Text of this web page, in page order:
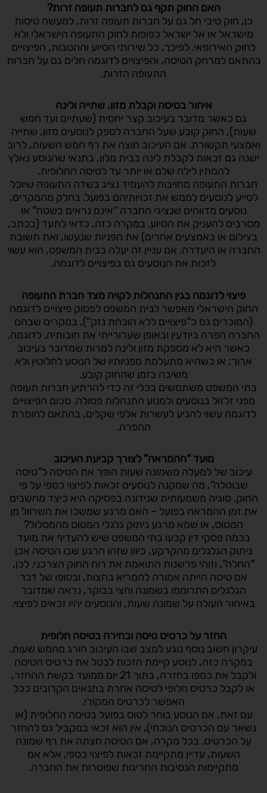
האם החוק תקף גם לחברות תעופה זרות?
כן, חוק טיבי חל גם על חברות תעופה זרות, למעשה טיסות
מישראל או אל ישראל כפופות לחוק התעופה הישראלי ולא
לחוק האירופאי. לפיכך, כל שירותי הסיוע וההטבות, הפיצויים
בהתאם למרחק הטיסה, והפיצויים לדוגמה חלים גם על חברות
התעופה הזרות.
איחור בטיסה וקבלת מזון, שתייה ולינה
גם כאשר מדובר בעיכוב קצר יחסית (שעתיים ועד חמש
שעות), החוק קובע שעל החברה לספק לנוסעים מזון, שתייה
ואמצעי תקשורת. אם העיכוב חוצה את רף חמש השעות, לרוב
ישנה גם זכאות לקבלת לינה בבית מלון, בתנאי שהנוסע נאלץ
להמתין לילה שלם או יותר עד לטיסה החלופית.
חברות התעופה מחויבות להעמיד נציג בשדה התעופה שיוכל
לסייע לנוסעים לממש את זכויותיהם בפועל. בחלק מהמקרים,
נוסעים מדווחים שנציגי החברה “אינם נראים בשטח” או
מסרבים להעניק את הסיוע. במקרה כזה, כדאי לתעד (בכתב,
בצילום או באמצעים אחרים) את הפניות שנעשו, ואת תשובת
החברה או היעדרה. אם עניין זה יעלה בבית המשפט, הוא עשוי
לזכות את הנוסעים גם בפיצויים לדוגמה.
פיצוי לדוגמה בגין התנהלות לקויה מצד חברת התעופה
החוק הישראלי מאפשר לבית המשפט לפסוק פיצויים לדוגמה
(המוכרים גם כ”פיצויים ללא הוכחת נזק”), במקרים שבהם
החברה הפרה ביודעין ובאופן שערורייתי את חובותיה. לדוגמה,
כאשר היא לא מספקת מזון ולינה למרות שמדובר בעיכוב
ארוך; או כשהיא מתעלמת מפניותיו של הנוסע לחלוטין ולא
משיבה בזמן שהחוק קובע.
בתי המשפט משתמשים בכלי זה כדי להרתיע חברות תעופה
מפני זלזול בנוסעים ולמנוע התנהלות פסולה. סכום הפיצויים
לדוגמה עשוי להגיע לעשרות אלפי שקלים, בהתאם לחומרת
ההפרה.
מועד “ההמראה” לצורך קביעת העיכוב
עיכוב של למעלה משמונה שעות הופך את הטיסה ל”טיסה
שבוטלה”, מה שמקנה לנוסעים זכאות לפיצוי כספי על פי
החוק. סוגיה משמעותית שנידונה בפסיקה היא כיצד מחשבים
את זמן ההמראה בפועל – האם מרגע שמשכו את השרוול מן
המטוס, או שמא מרגע ניתוק גלגלי המטוס מהמסלול?
בכמה פסקי דין קבעו בתי המשפט שיש להעדיף את מועד
ניתוק הגלגלים מהקרקע, כיוון שזהו הרגע שבו הטיסה אכן
“החלה”, וזוהי פרשנות התואמת את רוח החוק הצרכני. לכן,
אם טיסה הייתה אמורה להמריא בחצות, ובסופו של דבר
הגלגלים התרוממו בשמונה וחצי בבוקר, נראה שמדובר
באיחור העולה על שמונה שעות, והנוסעים יהיו זכאים לפיצוי.
החזר על כרטיס טיסה ובחירה בטיסה חלופית
עיקרון חשוב נוסף נוגע למצב שבו העיכוב חורג מחמש שעות.
במקרה כזה, לנוסע קיימת הזכות לבטל את כרטיס הטיסה
ולקבל את כספו בחזרה, בתוך 21 יום ממועד בקשת ההחזר,
או לקבל כרטיס חלופי לטיסה אחרת בתנאים הקרובים ככל
האפשר לכרטיס המקורי.
עם זאת, אם הנוסע בוחר לטוס בפועל בטיסה החלופית (או
נשאר עם הכרטיס הנוכחי), אין הוא זכאי במקביל גם להחזר
על הכרטיס. בכל מקרה, אם הטיסה חצתה את רף שמונה
השעות, עדיין מתקיימת זכאות לפיצוי כספי, אלא אם
מתקיימות הנסיבות החריגות שפוטרות את החברה.